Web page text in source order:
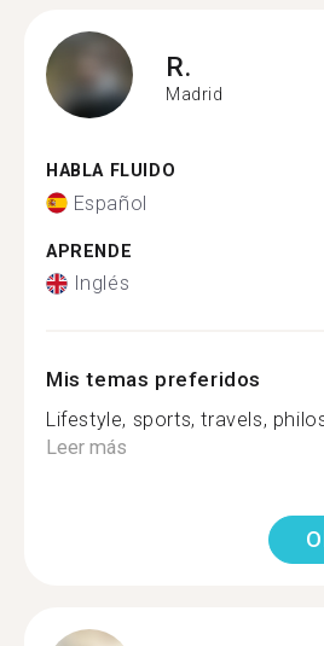
R.
Madrid
HABLA FLUIDO
Español
APRENDE
Inglés
Mis temas preferidos
Lifestyle, sports, travels,
Leer más